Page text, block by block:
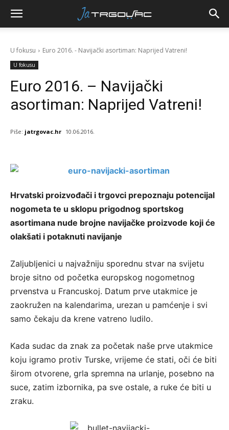
U fokusu Euro 2016. - Navijački asortiman: Naprijed Vatreni!
U fokusu
Euro 2016. – Navijački
asortiman: Naprijed Vatreni!
Piše: jatrgovac.hr 10.06.2016.
Hrvatski proizvođači i trgovci prepoznaju potencijal
nogometa te u sklopu prigodnog sportskog
asortimana nude brojne navijačke proizvode koji će
olakšati i potaknuti navijanje
Zaljubljenici u najvažniju sporednu stvar na svijetu
broje sitno od početka europskog nogometnog
prvenstva u Francuskoj. Datum prve utakmice je
zaokružen na kalendarima, urezan u pamćenje i svi
samo čekaju da krene vatreno ludilo.
Kada sudac da znak za početak naše prve utakmice
koju igramo protiv Turske, vrijeme će stati, oči će biti
širom otvorene, grla spremna na urlanje, posebno na
suce, zatim izbornika, pa sve ostale, a ruke će biti u
zraku.